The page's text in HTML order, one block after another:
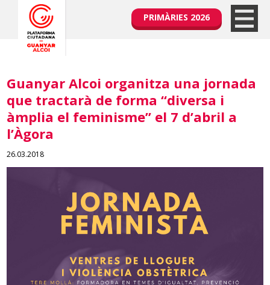
PRIMÀRIES 2026
Guanyar Alcoi organitza una jornada
que tractarà de forma “diversa i
àmplia el feminisme” el 7 d’abril a
l’Àgora
26.03.2018